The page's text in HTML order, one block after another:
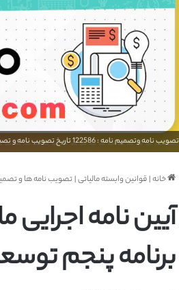
تصویب نامه وتصمیم نامه : 122586 تاریخ تصویب نامه و تصمیم نامه : 1392/07/03 آیین نامه اجرایی ماده 187 و بند الف ماده 191 قانون برنامه پنجم توسعه
خانه|قوانین وابسته مالیاتی|تصویب نامه ها و
برنامه پنجم